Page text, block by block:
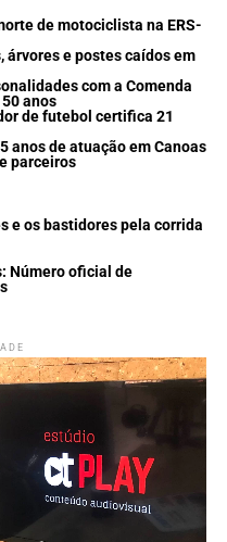
de motociclista na ERS-
e postes caídos em
com a Comenda
anos
de futebol certifica 21
anos de atuação em Canoas
parceiros
e os bastidores pela corrida
Número oficial de